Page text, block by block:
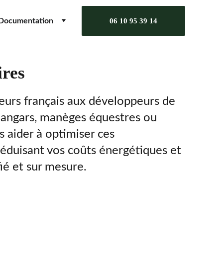
06 10 95 39 14
français aux développeurs de
manèges équestres ou
aider à optimiser ces
vos coûts énergétiques et
et sur mesure.